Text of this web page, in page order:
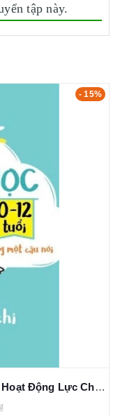
tập này.
- 15%
Tâm Lý Học Trẻ Em 0-12 Tuổi - Kích Hoạt Động Lực Cho Trẻ Bằng Một Câu Nói - Erika Takeuchi